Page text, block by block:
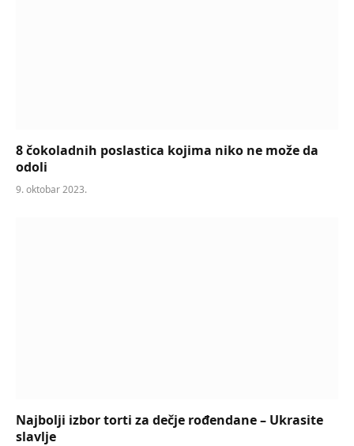
8 čokoladnih poslastica kojima niko ne može da
odoli
9. oktobar 2023.
Najbolji izbor torti za dečje rođendane – Ukrasite
slavlje